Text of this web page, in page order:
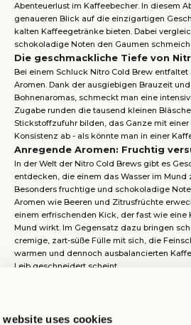
website uses cookies
Abenteuerlust im Kaffeebecher. In diesem
genaueren Blick auf die einzigartigen
kalten Kaffeegetränke bieten. Dabei
schokoladige Noten den Gaumen
Die geschmackliche Tiefe von
Bei einem Schluck Nitro Cold Brew entfaltet
Aromen. Dank der ausgiebigen Brauzeit
Bohnenaromas, schmeckt man eine
Zugabe runden die tausend kleinen
Stickstoffzufuhr bilden, das Ganze mit
Konsistenz ab - als könnte man in einer
Anregende Aromen: Fruchtig
In der Welt der Nitro Cold Brews gibt es
entdecken, die einem das Wasser im Mund
Besonders fruchtige und schokoladige
Aromen wie Beeren und Zitrusfrüchte
einem erfrischenden Kick, der fast wie eine
Mund wirkt. Im Gegensatz dazu bringen
cremige, zart-süße Fülle mit sich, die
warmen und dennoch ausbalancierten
Leib geschneidert scheint.
Diese Vielfalt an Geschmacksprofilen lädt
Universum immer wieder neu zu
man Lust auf eine fruchtig-frische oder
Variante hat - Nitro Cold Brews bieten für